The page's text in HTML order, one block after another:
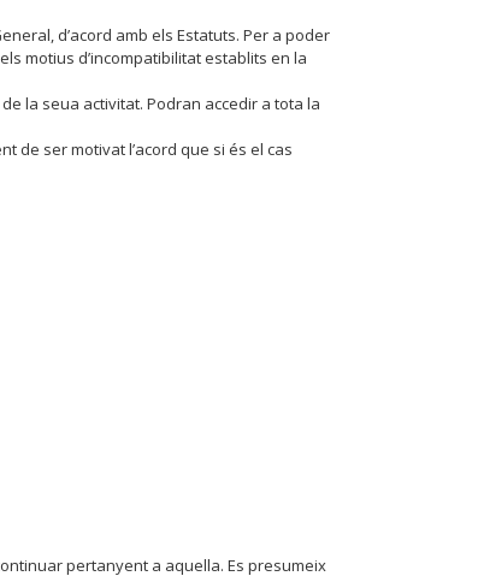
d’acord amb els Estatuts. Per a poder
motius d’incompatibilitat establits en la
la seua activitat. Podran accedir a tota la
de ser motivat l’acord que si és el cas
pertanyent a aquella. Es presumeix